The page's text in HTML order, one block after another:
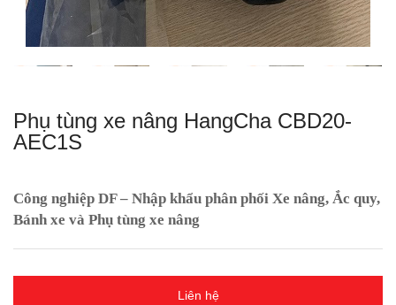
Phụ tùng xe nâng HangCha CBD20-
AEC1S
Công nghiệp DF – Nhập khẩu phân phối Xe nâng, Ắc quy,
Bánh xe và Phụ tùng xe nâng
Liên hệ